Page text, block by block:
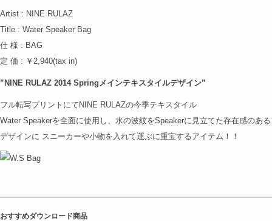
Artist : NINE RULAZ
Title : Water Speaker Bag
仕 様 : BAG
定 価 : ￥2,940(tax in)
”NINE RULAZ 2014 Springメインテキスタイルデザイン”
フル転写プリントにてNINE RULAZの今季テキスタイル
Water Speakerを全面に使用し、水の波紋をSpeakerに見立てた存在感のある
デザインに スニーカーや小物を入れて運ぶに重宝するアイテム！！
おすすめダウンロード商品